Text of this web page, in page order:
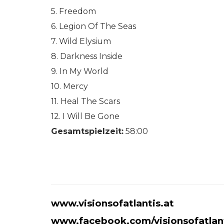
5. Freedom
6. Legion Of The Seas
7. Wild Elysium
8. Darkness Inside
9. In My World
10. Mercy
11. Heal The Scars
12. I Will Be Gone
Gesamtspielzeit: 58:00
www.visionsofatlantis.at
www.facebook.com/